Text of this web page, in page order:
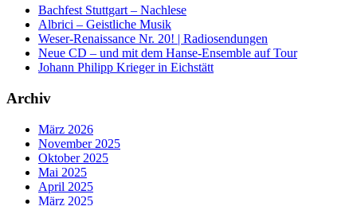
Bachfest Stuttgart – Nachlese
Albrici – Geistliche Musik
Weser-Renaissance Nr. 20! | Radiosendungen
Neue CD – und mit dem Hanse-Ensemble auf Tour
Johann Philipp Krieger in Eichstätt
Archiv
März 2026
November 2025
Oktober 2025
Mai 2025
April 2025
März 2025